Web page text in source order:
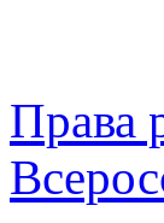
Права